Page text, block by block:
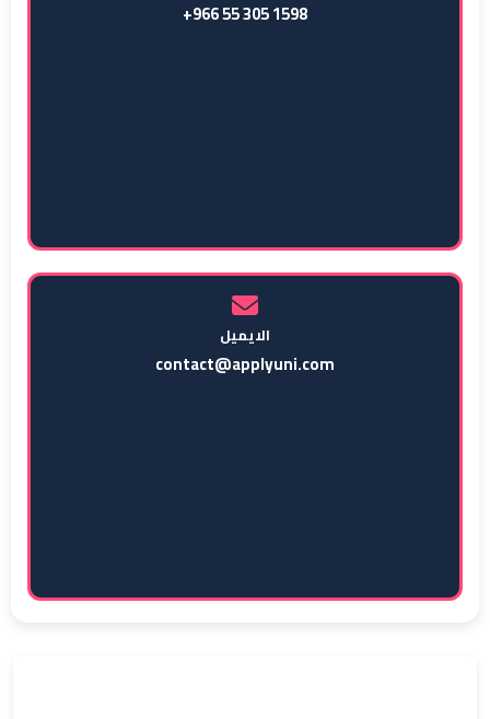
+966 55 305 1598
الايميل
contact@applyuni.com